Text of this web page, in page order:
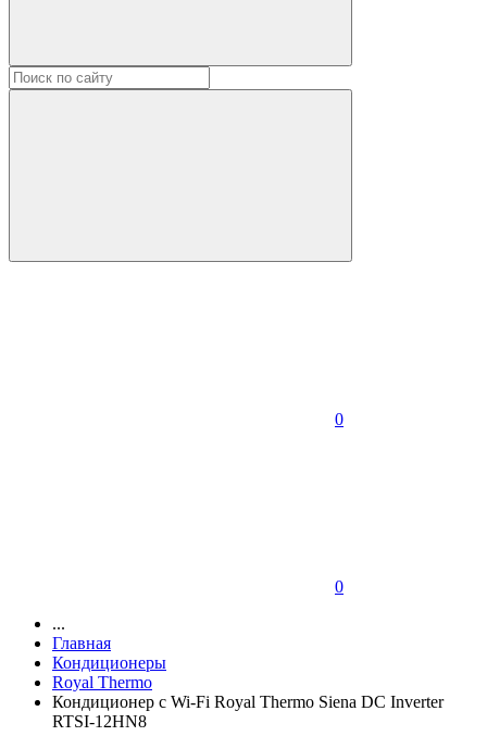
0
0
...
Главная
Кондиционеры
Royal Thermo
Кондиционер c Wi-Fi Royal Thermo Siena DC Inverter
RTSI-12HN8